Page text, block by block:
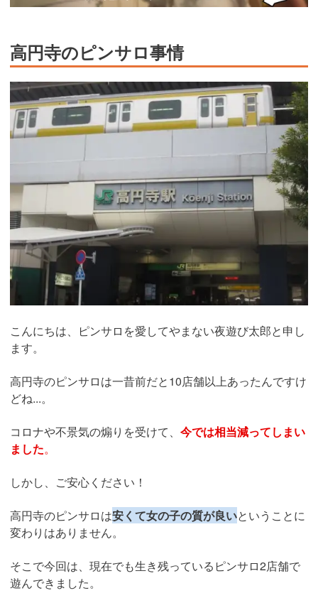
高円寺のピンサロ事情
こんにちは、ピンサロを愛してやまない夜遊び太郎と申し
ます。
高円寺のピンサロは一昔前だと10店舗以上あったんですけ
どね...。
コロナや不景気の煽りを受けて、 今では相当減ってしまい
ました。
しかし、ご安心ください！
高円寺のピンサロは安くて女の子の質が良いということに
変わりはありません。
そこで今回は、現在でも生き残っているピンサロ2店舗で
遊んできました。